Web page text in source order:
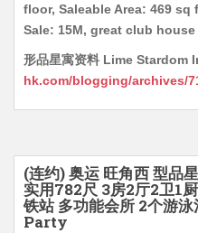
floor, Saleable Area: 469 sq
Sale: 15M, great club house
形品星寓资料 Lime Stardom
hk.com/blogging/archives/
(连约) 奥运 旺角西 型
实用782尺 3房2厅2卫1
铁站 多功能会所 2个游
Party